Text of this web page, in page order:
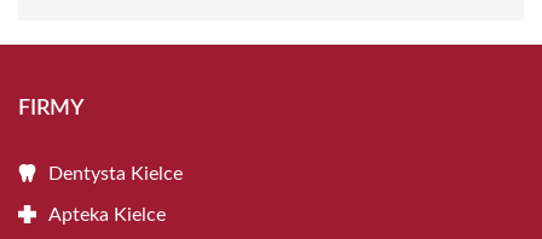
FIRMY
Dentysta Kielce
Apteka Kielce